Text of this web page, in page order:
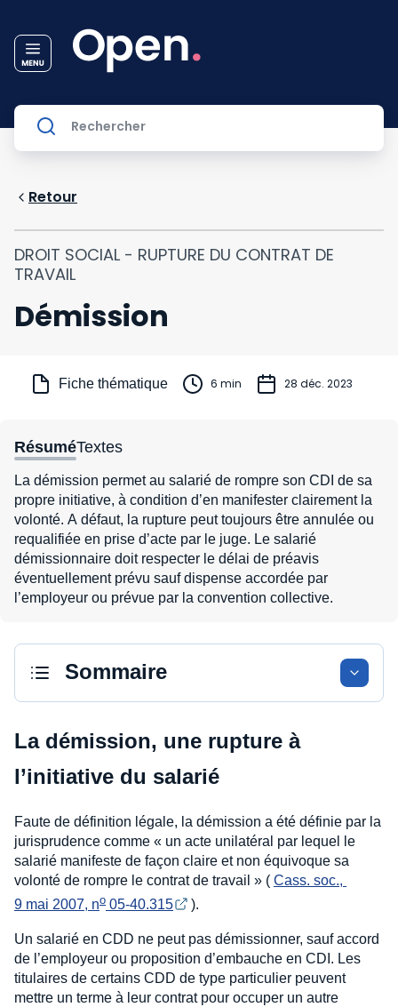
Retour
DROIT SOCIAL - RUPTURE DU CONTRAT DE
TRAVAIL
Démission
Fiche thématique 6 min 28 déc. 2023
RésuméTextes
La démission permet au salarié de rompre son CDI de sa
propre initiative, à condition d’en manifester clairement la
volonté. A défaut, la rupture peut toujours être annulée ou
requalifiée en prise d’acte par le juge. Le salarié
démissionnaire doit respecter le délai de préavis
éventuellement prévu sauf dispense accordée par
l’employeur ou prévue par la convention collective.
Sommaire
La démission, une rupture à
l’initiative du salarié
Faute de définition légale, la démission a été définie par la
jurisprudence comme « un acte unilatéral par lequel le
salarié manifeste de façon claire et non équivoque sa
volonté de rompre le contrat de travail » ( Cass. soc.,
9 mai 2007, no 05-40.315 ).
Un salarié en CDD ne peut pas démissionner, sauf accord
de l’employeur ou proposition d’embauche en CDI. Les
titulaires de certains CDD de type particulier peuvent
mettre un terme à leur contrat pour occuper un autre